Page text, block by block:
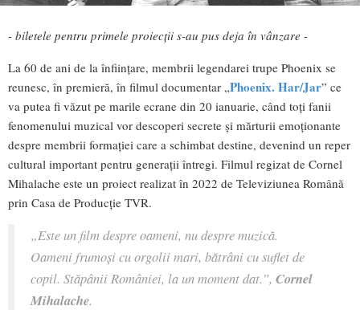
- biletele pentru primele proiecții s-au pus deja în vânzare -
La 60 de ani de la înființare, membrii legendarei trupe Phoenix se
reunesc, în premieră, în filmul documentar „Phoenix. Har/Jar” ce
va putea fi văzut pe marile ecrane din 20 ianuarie, când toți fanii
fenomenului muzical vor descoperi secrete și mărturii emoționante
despre membrii formației care a schimbat destine, devenind un reper
cultural important pentru generații întregi. Filmul regizat de Cornel
Mihalache este un proiect realizat în 2022 de Televiziunea Română
prin Casa de Producție TVR.
„Este un film despre oameni, nu despre muzică.
Oameni frumoși cu orgolii mari, bătrâni cu suflet de
copil. Stăpânii României, la un moment dat.”, Cornel
Mihalache.